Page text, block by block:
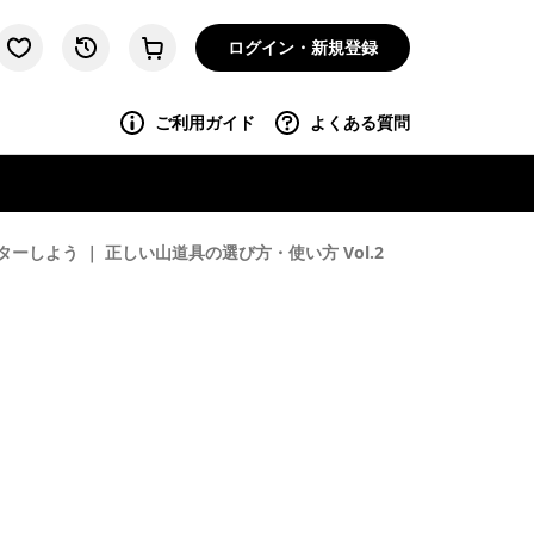
ログイン・新規登録
ご利用ガイド よくある質問
ーしよう ｜ 正しい山道具の選び方・使い方 Vol.2